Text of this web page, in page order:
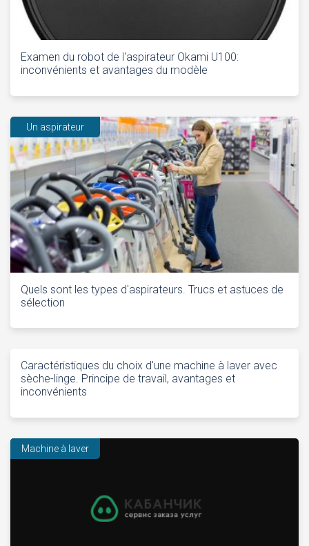
Examen du robot de l'aspirateur Okami U100:
inconvénients et avantages du modèle
Un aspirateur
Quels sont les types d'aspirateurs. Trucs et astuces de
sélection
Caractéristiques du choix d'une machine à laver avec
sèche-linge. Principe de travail, avantages et
inconvénients
Machine à laver